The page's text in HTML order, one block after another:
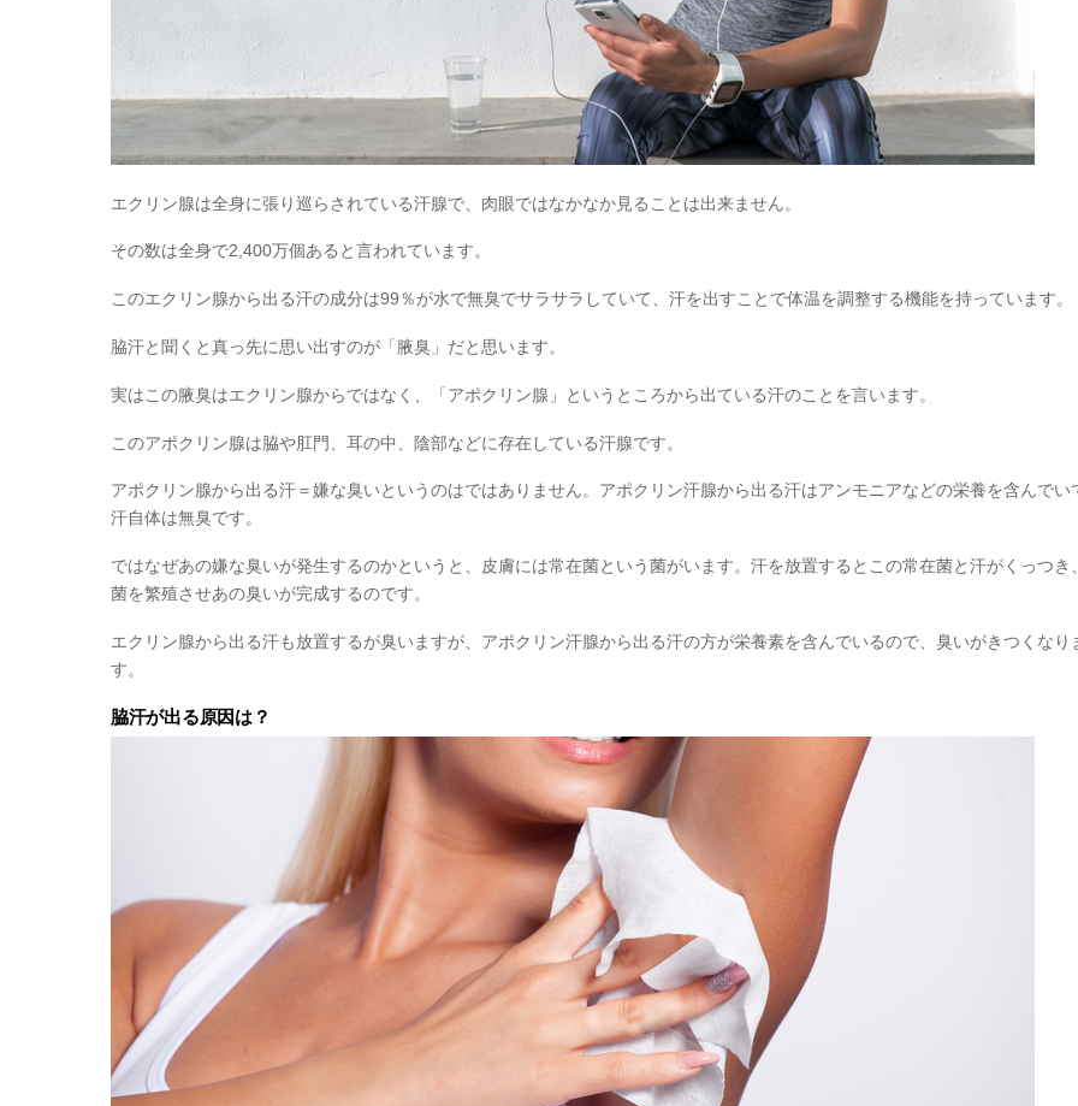
エクリン腺は全身に張り巡らされている汗腺で、肉眼ではなかなか見ることは出来ません。
その数は全身で2,400万個あると言われています。
このエクリン腺から出る汗の成分は99％が水で無臭でサラサラしていて、汗を出すことで体温を調整する機能を持っています。
脇汗と聞くと真っ先に思い出すのが「腋臭」だと思います。
実はこの腋臭はエクリン腺からではなく、「アポクリン腺」というところから出ている汗のことを言います。
このアポクリン腺は脇や肛門、耳の中、陰部などに存在している汗腺です。
アポクリン腺から出る汗＝嫌な臭いというのはではありません。アポクリン汗腺から出る汗はアンモニアなどの栄養を含んでい
汗自体は無臭です。
ではなぜあの嫌な臭いが発生するのかというと、皮膚には常在菌という菌がいます。汗を放置するとこの常在菌と汗がくっつき
菌を繁殖させあの臭いが完成するのです。
エクリン腺から出る汗も放置するが臭いますが、アポクリン汗腺から出る汗の方が栄養素を含んでいるので、臭いがきつくなり
す。
脇汗が出る原因は？